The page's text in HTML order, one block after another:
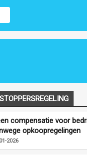
compensatie voor
opkoopregelingen
2026